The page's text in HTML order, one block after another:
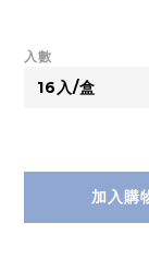
入數
加入購